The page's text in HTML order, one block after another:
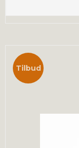
Tilbud